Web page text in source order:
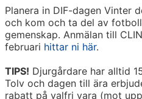
Planera in DIF-dagen Vinter
och kom och ta del av
gemenskap. Anmälan till
februari hittar ni här.
TIPS! Djurgårdare har alltid
Tolv och dagen till ära
rabatt på valfri vara (mot